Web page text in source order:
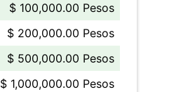
$ 100,000.00 Pesos
$ 200,000.00 Pesos
$ 500,000.00 Pesos
$ 1,000,000.00 Pesos